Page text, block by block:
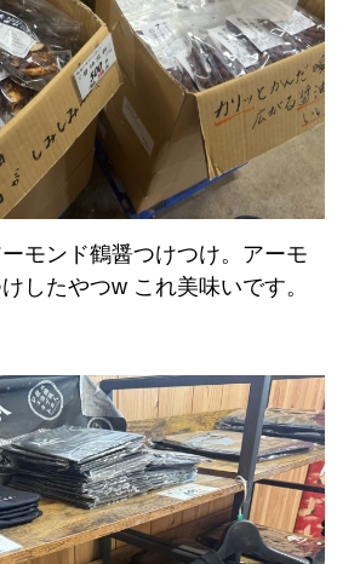
モンド鶴醤つけつけ。アーモ
したやつw これ美味いです。